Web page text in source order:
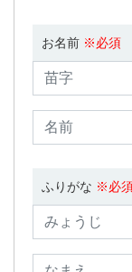
お名前 ※必須
ふりがな ※必須